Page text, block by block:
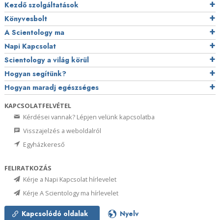
Kezdő szolgáltatások
Könyvesbolt
A Scientology ma
Napi Kapcsolat
Scientology a világ körül
Hogyan segítünk?
Hogyan maradj egészséges
KAPCSOLATFELVÉTEL
Kérdései vannak? Lépjen velünk kapcsolatba
Visszajelzés a weboldalról
Egyházkereső
FELIRATKOZÁS
Kérje a Napi Kapcsolat hírlevelet
Kérje A Scientology ma hírlevelet
Kapcsolódó oldalak Nyelv